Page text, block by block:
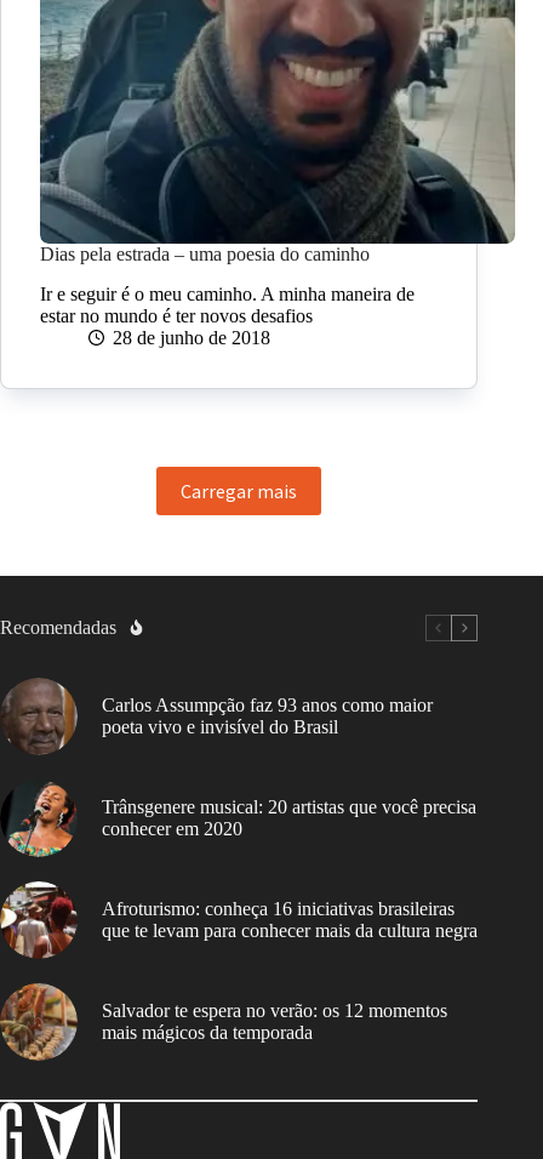
Dias pela estrada – uma poesia do caminho
Ir e seguir é o meu caminho. A minha maneira de
estar no mundo é ter novos desafios
28 de junho de 2018
Carregar mais
Recomendadas
Carlos Assumpção faz 93 anos como maior
poeta vivo e invisível do Brasil
Trânsgenere musical: 20 artistas que você precisa
conhecer em 2020
Afroturismo: conheça 16 iniciativas brasileiras
que te levam para conhecer mais da cultura negra
Salvador te espera no verão: os 12 momentos
mais mágicos da temporada